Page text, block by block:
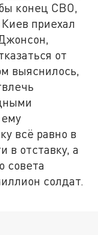
конец СВО,
приехал
от
выяснилось,
всё равно в
в отставку, а
совета
солдат.